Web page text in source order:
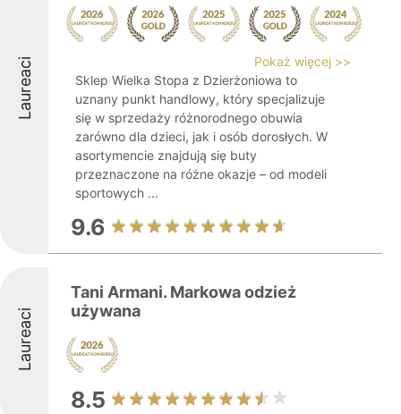
Laureaci
Pokaż więcej >>
Sklep Wielka Stopa z Dzierżoniowa to
uznany punkt handlowy, który specjalizuje
się w sprzedaży różnorodnego obuwia
zarówno dla dzieci, jak i osób dorosłych. W
asortymencie znajdują się buty
przeznaczone na różne okazje – od modeli
sportowych ...
9.6
Laureaci
Tani Armani. Markowa odzież
używana
8.5